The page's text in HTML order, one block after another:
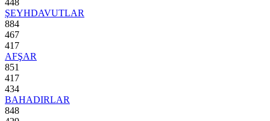
ŞEYHDAVUTLAR
884
467
417
AFŞAR
851
417
434
BAHADIRLAR
848